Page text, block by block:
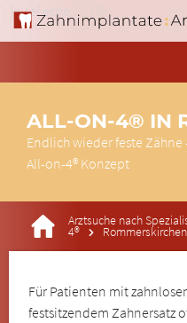
'; }else{ echo ' '; } ?>
ALL-ON-4® IN
Endlich wieder feste
All-on-4® Konzept
Arztsuche nach
4® Rommerskirchen
Für Patienten mit
festsitzendem Zahnersatz